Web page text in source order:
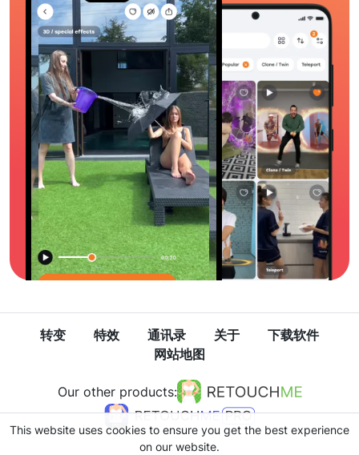
转变 特效 通讯录 关于
下载软件
网站地图
Our other products:
This website uses cookies to ensure you get the best experience
on our website.